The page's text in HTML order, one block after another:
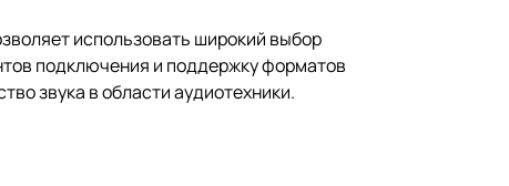
использовать широкий выбор
подключения и поддержку форматов
звука в области аудиотехники.